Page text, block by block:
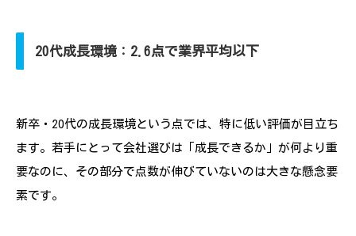
20代成長環境：2.6点で業界平均以下
新卒・20代の成長環境という点では、特に低い評価が目立ち
ます。若手にとって会社選びは「成長できるか」が何より重
要なのに、その部分で点数が伸びていないのは大きな懸念要
素です。